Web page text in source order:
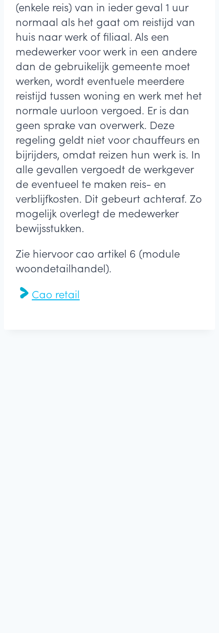
(enkele reis) van in ieder geval 1 uur
normaal als het gaat om reistijd van
huis naar werk of filiaal. Als een
medewerker voor werk in een andere
dan de gebruikelijk gemeente moet
werken, wordt eventuele meerdere
reistijd tussen woning en werk met het
normale uurloon vergoed. Er is dan
geen sprake van overwerk. Deze
regeling geldt niet voor chauffeurs en
bijrijders, omdat reizen hun werk is. In
alle gevallen vergoedt de werkgever
de eventueel te maken reis- en
verblijfkosten. Dit gebeurt achteraf. Zo
mogelijk overlegt de medewerker
bewijsstukken.
Zie hiervoor cao artikel 6 (module
woondetailhandel).
Cao retail